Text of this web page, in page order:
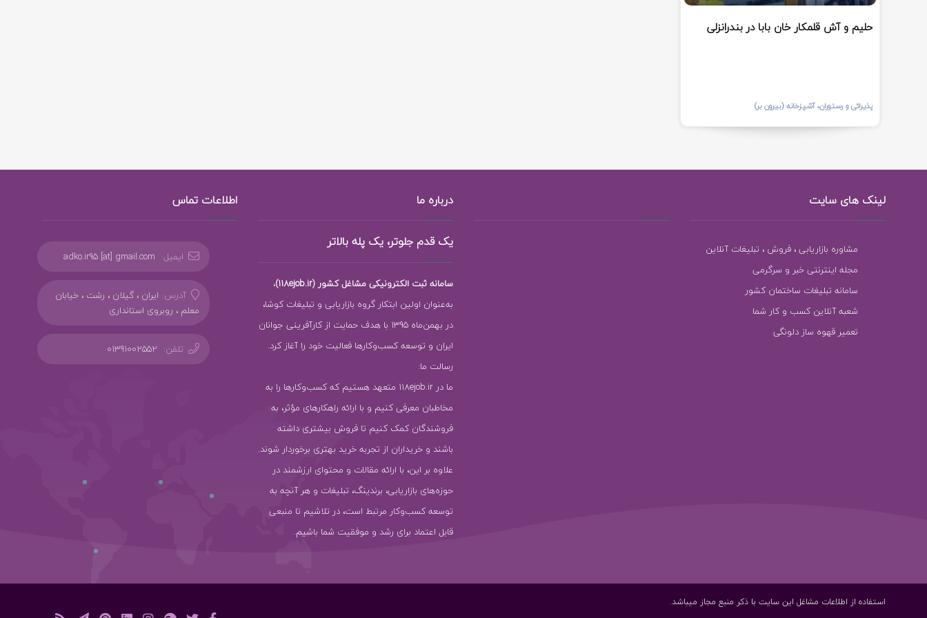
حلیم و آش قلمکار خان بابا در بندرانزلی
پذیرائی و رستوران، آشپزخانه (بیرون بر)
لینک های سایت
مشاوره بازاریابی ، فروش ، تبلیغات آنلاین
مجله اینترنتی خبر و سرگرمی
سامانه تبلیغات ساختمان کشور
شعبه آنلاین کسب و کار شما
تعمیر قهوه ساز دلونگی
درباره ما
یک قدم جلوتر، یک پله بالاتر
سامانه ثبت الکترونیکی مشاغل کشور (118ejob.ir)
،
به‌عنوان اولین ابتکار گروه بازاریابی و تبلیغات کوشا،
در بهمن‌ماه 1395 با هدف حمایت از کارآفرینی جوانان
ایران و توسعه کسب‌وکارها فعالیت خود را آغاز کرد.
رسالت ما:
ما در 118ejob.ir متعهد هستیم که کسب‌وکارها را به
مخاطبان معرفی کنیم و با ارائه راهکارهای مؤثر، به
فروشندگان کمک کنیم تا فروش بیشتری داشته
باشند و خریداران از تجربه خرید بهتری برخوردار شوند.
علاوه بر این، با ارائه مقالات و محتوای ارزشمند در
حوزه‌های بازاریابی، برندینگ، تبلیغات و هر آنچه به
توسعه کسب‌وکار مرتبط است، در تلاشیم تا منبعی
قابل اعتماد برای رشد و موفقیت شما باشیم.
اطلاعات تماس
ایمیل: adko.ir95 [at] gmail.com
آدرس: ایران ، گیلان ، رشت ، خیابان
معلم ، روبروی استانداری
تلفن: 01391002552
استفاده از اطلاعات مشاغل این سایت با ذکر منبع مجاز میباشد.